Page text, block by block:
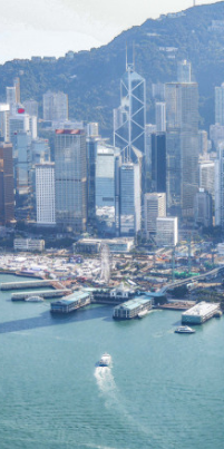
」起來「活」起來「
產龍鳳胎IB雙傑 狀元家
扶貧 同心溫暖萬家
業因日圓貶值破產 創
】香港藝術館新展以書
盧海鵬 老戲骨齊聚 滿
新為北都發展「拆牆鬆
聖杯」無限供給，什
」起來「活」起來「旺